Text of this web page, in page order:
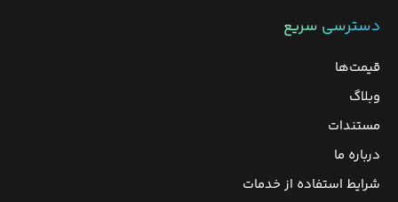
دسترسی سریع
قیمت‌ها
وبلاگ
مستندات
درباره ما
شرایط استفاده از خدمات